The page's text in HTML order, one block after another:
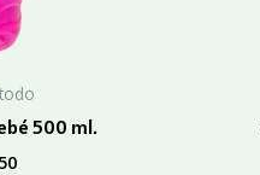
500 ml.